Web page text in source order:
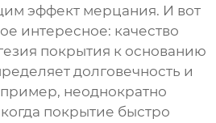
эффект мерцания. И вот
интересное: качество
покрытия к основанию
долговечность и
неоднократно
покрытие быстро